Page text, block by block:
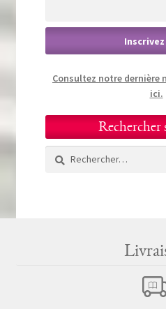
Consultez notre dernière
ici.
Rechercher
Rechercher :